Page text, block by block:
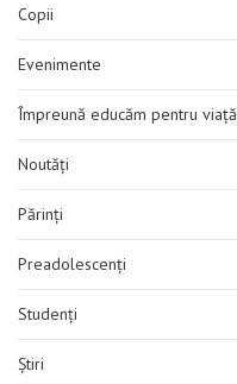
Copii
Evenimente
Împreună educăm pentru viață
Noutăți
Părinți
Preadolescenți
Studenți
Știri